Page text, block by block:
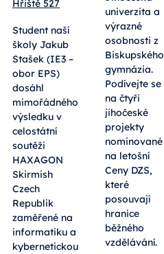
Hřiště 527
Student naší
školy Jakub
Stašek (IE3 –
obor EPS)
dosáhl
mimořádného
výsledku v
celostátní
soutěži
HAXAGON
Skirmish
Czech
Republik
zaměřené na
informatiku a
kybernetickou
univerzita a
výrazné
osobnosti z
Biskupského
gymnázia.
Podívejte se
na čtyři
jihočeské
projekty
nominované
na letošní
Ceny DZS,
které
posouvají
hranice
běžného
vzdělávání.